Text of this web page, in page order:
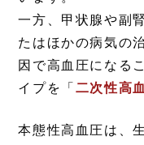
一方、甲状腺や副
たはほかの病気の
因で高血圧になる
イプを「 二次性高
本態性高血圧は、